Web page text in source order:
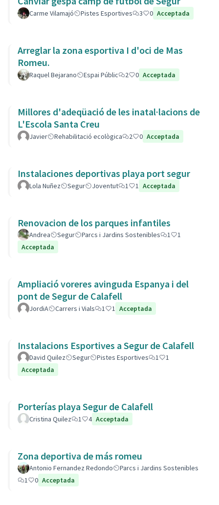
Carme Vilamajó Pistes Esportives 3 0 Acceptada
Arreglar la zona esportiva I d'oci de Mas
Romeu.
Raquel Bejarano Espai Públic 2 0 Acceptada
Millores d'adeqüació de les inatal·lacions de
L'Escola Santa Creu
Javier Rehabilitació ecològica 2 0 Acceptada
Instalaciones deportivas playa port segur
Lola Nuñez Segur Joventut 1 1 Acceptada
Renovacion de los parques infantiles
Andrea Segur Parcs i Jardins Sostenibles 1
1
Acceptada
Ampliació voreres avinguda Espanya i del
pont de Segur de Calafell
JordiA Carrers i Vials 1 1 Acceptada
Instalacions Esportives a Segur de Calafell
David Quilez Segur Pistes Esportives 1
1
Acceptada
Porterías playa Segur de Calafell
Cristina Quilez 1 4 Acceptada
Zona deportiva de más romeu
Antonio Fernandez Redondo
Parcs i Jardins Sostenibles
1
0 Acceptada